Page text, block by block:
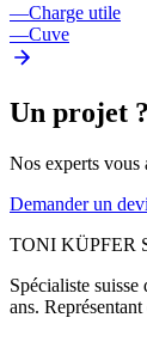
—Charge utile
—Cuve
Un projet
Nos experts vous
Demander un
TONI KÜPFER
Spécialiste
ans.